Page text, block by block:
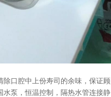
口腔中上份寿司的余味，保证顾
泵，恒温控制，隔热水管连接静